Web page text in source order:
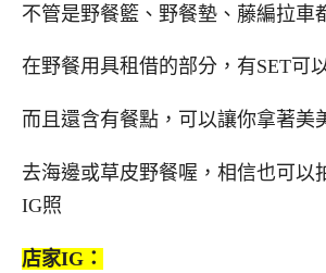
不管是野餐籃、野餐墊、藤編拉車
在野餐用具租借的部分，有SET可
而且還含有餐點，可以讓你拿著美
去海邊或草皮野餐喔，相信也可以
IG照
店家IG：